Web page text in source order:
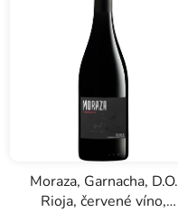
Moraza, Garnacha, D.O.
Rioja, červené víno,